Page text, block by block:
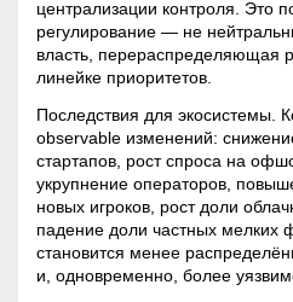
централизации контроля. Это
регулирование — не
власть, перераспределяющая
линейке приоритетов.
Последствия для экосистемы.
observable изменений:
стартапов, рост спроса на
укрупнение операторов,
новых игроков, рост доли
падение доли частных мелких
становится менее
и, одновременно, более